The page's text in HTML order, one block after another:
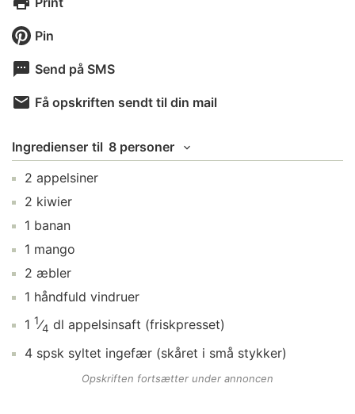
Pin
Send på SMS
Få opskriften sendt til din mail
Ingredienser til 8 personer
2 appelsiner
2 kiwier
1 banan
1 mango
2 æbler
1 håndfuld vindruer
1 1⁄4 dl appelsinsaft (friskpresset)
4 spsk syltet ingefær (skåret i små stykker)
Opskriften fortsætter under annoncen